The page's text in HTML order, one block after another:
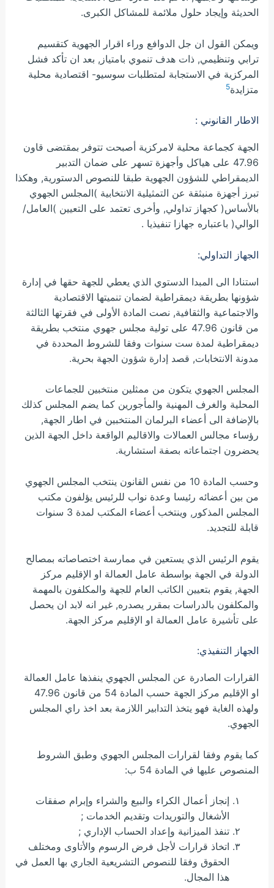
الحديثة وإيجاد حلول ملائمة للمشاكل الكبرى.
ويمكن القول ان جل الدوافع وراء اقرار الجهوية كتقسيم
ترابي وتنظيمي, ذات هدف تنموي بامتياز, بعد ان تأكد فشل
المركزية في الاستجابة لمتطلبات سوسيو- اقتصادية محلية
متزايدة5
الاطار القانوني :
الجهة كجماعة محلية لامركزية أصبحت تتوفر بمقتضى قاون
47.96 على هياكل وأجهزة تسهر على ضمان التدبير
الديمقراطي للشؤون الجهوية طبقا للنصوص الدستورية, وهكذا
تبرز أجهزة منبثقة عن التمثيلية الانتخابية )المجلس الجهوي
بالأساس( كجهاز تداولي, وأخرى تعتمد على التعيين )العامل/
الوالي( باعتباره جهازا تنفيذيا .
الجهاز التداولي:
استنادا الى المبدا الدستوي الذي يعطي للجهة حقها في إدارة
شؤونها بطريقة ديمقراطية لضمان تنميتها الاقتصادية
والاجتماعية والثقافية, نصت المادة الأولى في فقرتها الثالثة
من قانون 47.96 على تولية مجلس جهوي منتخب بطريقة
ديمقراطية لمدة ست سنوات وفقا للشروط المحددة في
مدونة الانتخابات, قصد إدارة شؤون الجهة بحرية.
المجلس الجهوي يتكون من ممثلين منتخبين للجماعات
المحلية والغرف المهنية والمأجورين كما يضم المجلس كذلك
بالإضافة الى أعضاء البرلمان المنتخبين في اطار الجهة,
رؤساء مجالس العمالات والاقاليم الواقعة داخل الجهة الذين
يحضرون اجتماعاته بصفة استشارية.
وحسب المادة 10 من نفس القانون ينتخب المجلس الجهوي
من بين أعضائه رئيسا وعدة نواب للرئيس يؤلفون مكتب
المجلس المذكور, وينتخب أعضاء المكتب لمدة 3 سنوات
قابلة للتجديد.
يقوم الرئيس الذي يستعين في ممارسة اختصاصاته بمصالح
الدولة في الجهة بواسطة عامل العمالة او الإقليم مركز
الجهة, يقوم بتعيين الكاتب العام للجهة والمكلفون بالمهمة
والمكلفون بالدراسات بمقرر يصدره, غير انه لابد ان يحصل
على تأشيرة عامل العمالة او الإقليم مركز الجهة.
الجهاز التنفيذي:
القرارات الصادرة عن المجلس الجهوي ينفذها عامل العمالة
او الإقليم مركز الجهة حسب المادة 54 من قانون 47.96
ولهذه الغاية فهو يتخذ التدابير اللازمة بعد اخذ راي المجلس
الجهوي.
كما يقوم وفقا لقرارات المجلس الجهوي وطبق الشروط
المنصوص عليها في المادة 54 ب:
إنجاز أعمال الكراء والبيع والشراء وإبرام صفقات
الأشغال والتوريدات وتقديم الخدمات ;
تنفذ الميزانية وإعداد الحساب الإداري ;
اتخاذ قرارات لأجل فرض الرسوم والأتاوى ومختلف
الحقوق وفقا للنصوص التشريعية الجاري بها العمل في
هذا المجال.